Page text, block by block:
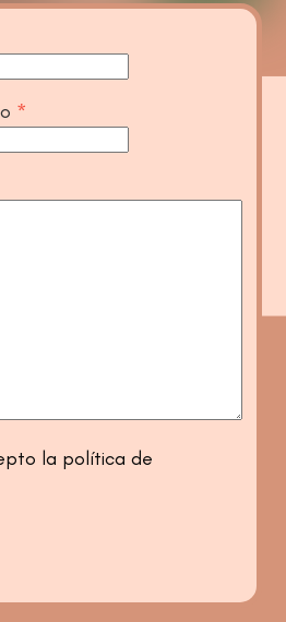
*
la política de